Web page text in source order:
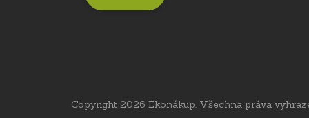
Copyright 2026 Ekonákup . Všechna práva